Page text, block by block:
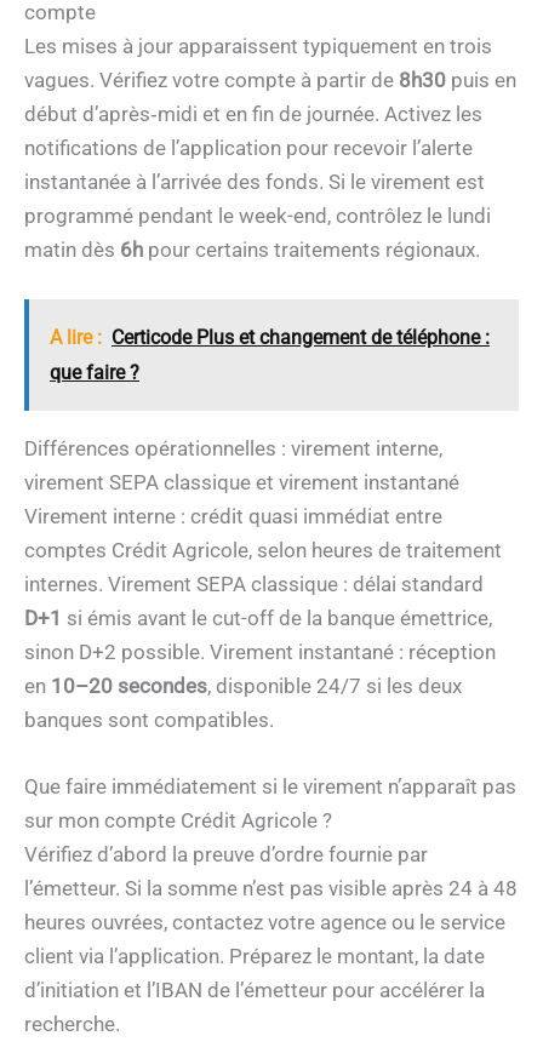
compte
Les mises à jour apparaissent typiquement en trois
vagues. Vérifiez votre compte à partir de 8h30 puis en
début d’après‑midi et en fin de journée. Activez les
notifications de l’application pour recevoir l’alerte
instantanée à l’arrivée des fonds. Si le virement est
programmé pendant le week-end, contrôlez le lundi
matin dès 6h pour certains traitements régionaux.
A lire : Certicode Plus et changement de téléphone :
que faire ?
Différences opérationnelles : virement interne,
virement SEPA classique et virement instantané
Virement interne : crédit quasi immédiat entre
comptes Crédit Agricole, selon heures de traitement
internes. Virement SEPA classique : délai standard
D+1 si émis avant le cut-off de la banque émettrice,
sinon D+2 possible. Virement instantané : réception
en 10–20 secondes, disponible 24/7 si les deux
banques sont compatibles.
Que faire immédiatement si le virement n’apparaît pas
sur mon compte Crédit Agricole ?
Vérifiez d’abord la preuve d’ordre fournie par
l’émetteur. Si la somme n’est pas visible après 24 à 48
heures ouvrées, contactez votre agence ou le service
client via l’application. Préparez le montant, la date
d’initiation et l’IBAN de l’émetteur pour accélérer la
recherche.